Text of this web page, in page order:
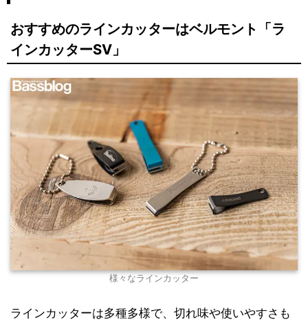
おすすめのラインカッターはベルモント「ラ
インカッターSV」
様々なラインカッター
ラインカッターは多種多様で、切れ味や使いやすさも